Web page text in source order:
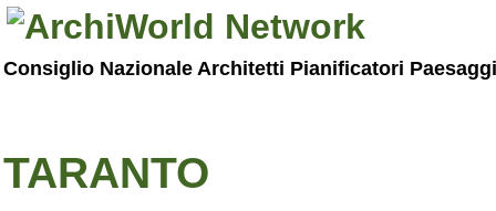
Consiglio Nazionale Architetti Pianificatori
TARANTO